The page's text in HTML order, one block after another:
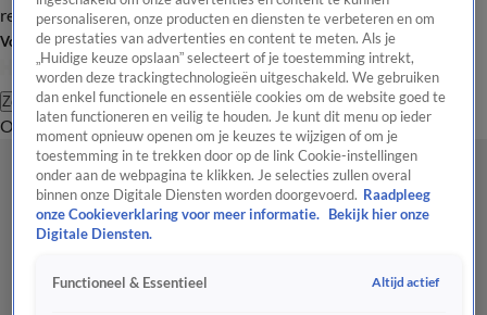
redactie
Volg Hart van Nederland
Zoeken
OverzichtRegioUitzendingenWeerTip de redactiePanelVideo's
personaliseren, onze producten en diensten te verbeteren en om
de prestaties van advertenties en content te meten. Als je
„Huidige keuze opslaan” selecteert of je toestemming intrekt,
worden deze trackingtechnologieën uitgeschakeld. We gebruiken
dan enkel functionele en essentiële cookies om de website goed te
laten functioneren en veilig te houden. Je kunt dit menu op ieder
moment opnieuw openen om je keuzes te wijzigen of om je
toestemming in te trekken door op de link Cookie-instellingen
onder aan de webpagina te klikken. Je selecties zullen overal
binnen onze Digitale Diensten worden doorgevoerd. Raadpleeg
onze Cookieverklaring voor meer informatie.
Bekijk hier onze
Digitale Diensten.
Functioneel & Essentieel Altijd actief